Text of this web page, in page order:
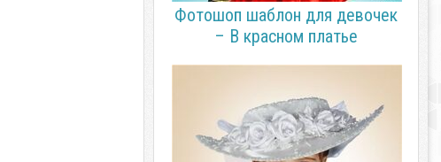
Фотошоп шаблон для девочек
– В красном платье